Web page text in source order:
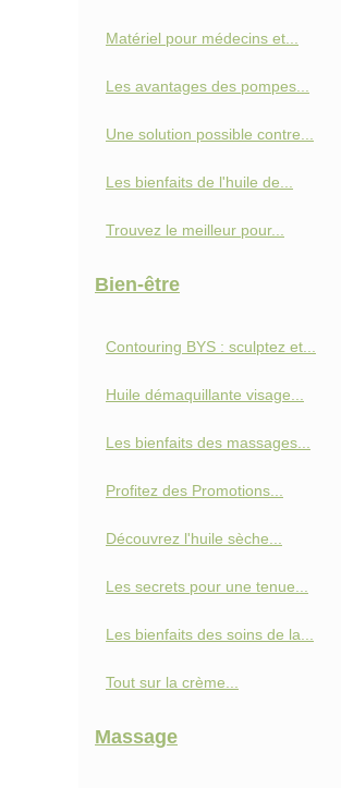
Matériel pour médecins et...
Les avantages des pompes...
Une solution possible contre...
Les bienfaits de l'huile de...
Trouvez le meilleur pour...
Bien-être
Contouring BYS : sculptez et...
Huile démaquillante visage...
Les bienfaits des massages...
Profitez des Promotions...
Découvrez l'huile sèche...
Les secrets pour une tenue...
Les bienfaits des soins de la...
Tout sur la crème...
Massage